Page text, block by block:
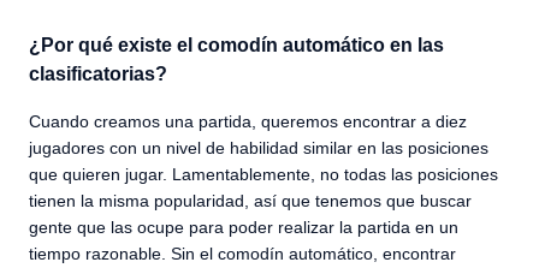
¿Por qué existe el comodín automático en las
clasificatorias?
Cuando creamos una partida, queremos encontrar a diez
jugadores con un nivel de habilidad similar en las posiciones
que quieren jugar. Lamentablemente, no todas las posiciones
tienen la misma popularidad, así que tenemos que buscar
gente que las ocupe para poder realizar la partida en un
tiempo razonable. Sin el comodín automático, encontrar